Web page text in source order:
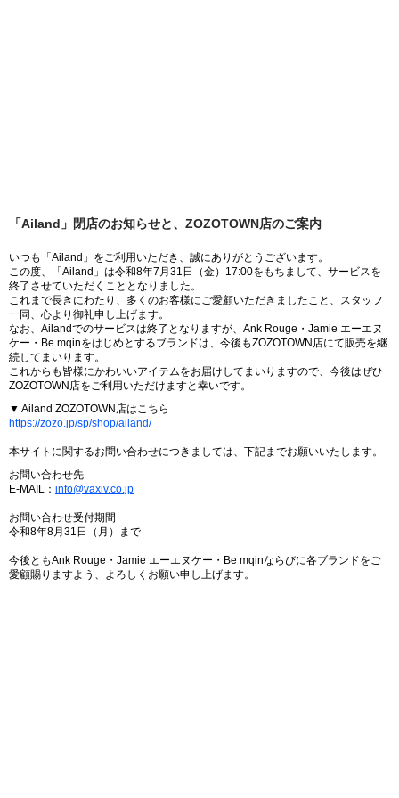
「Ailand」閉店のお知らせと、ZOZOTOWN店のご案内
いつも「Ailand」をご利用いただき、誠にありがとうございます。
この度、「Ailand」は令和8年7月31日（金）17:00をもちまして、サービスを
終了させていただくこととなりました。
これまで長きにわたり、多くのお客様にご愛顧いただきましたこと、スタッフ
一同、心より御礼申し上げます。
なお、Ailandでのサービスは終了となりますが、Ank Rouge・Jamie エーエヌ
ケー・Be mqinをはじめとするブランドは、今後もZOZOTOWN店にて販売を継
続してまいります。
これからも皆様にかわいいアイテムをお届けしてまいりますので、今後はぜひ
ZOZOTOWN店をご利用いただけますと幸いです。
▼ Ailand ZOZOTOWN店はこちら
https://zozo.jp/sp/shop/ailand/
本サイトに関するお問い合わせにつきましては、下記までお願いいたします。
お問い合わせ先
E-MAIL： info@vaxiv.co.jp
お問い合わせ受付期間
令和8年8月31日（月）まで
今後ともAnk Rouge・Jamie エーエヌケー・Be mqinならびに各ブランドをご
愛顧賜りますよう、よろしくお願い申し上げます。